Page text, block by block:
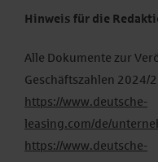
Hinweis für die
Alle Dokumente zur
Geschäftszahlen 2024/
https://www.deutsche-
leasing.com/de/
https://www.deutsche-